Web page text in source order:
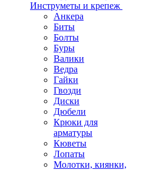
Инструметы и крепеж
Анкера
Биты
Болты
Буры
Валики
Ведра
Гайки
Гвозди
Диски
Дюбели
Крюки для
арматуры
Кюветы
Лопаты
Молотки, киянки,